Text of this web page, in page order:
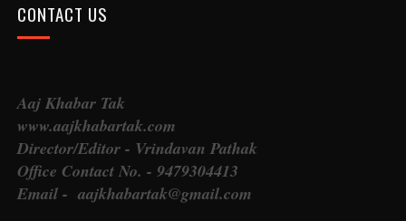
CONTACT US
Aaj Khabar Tak
www.aajkhabartak.com
Director/Editor - Vrindavan Pathak
Office Contact No. - 9479304413
Email - aajkhabartak@gmail.com